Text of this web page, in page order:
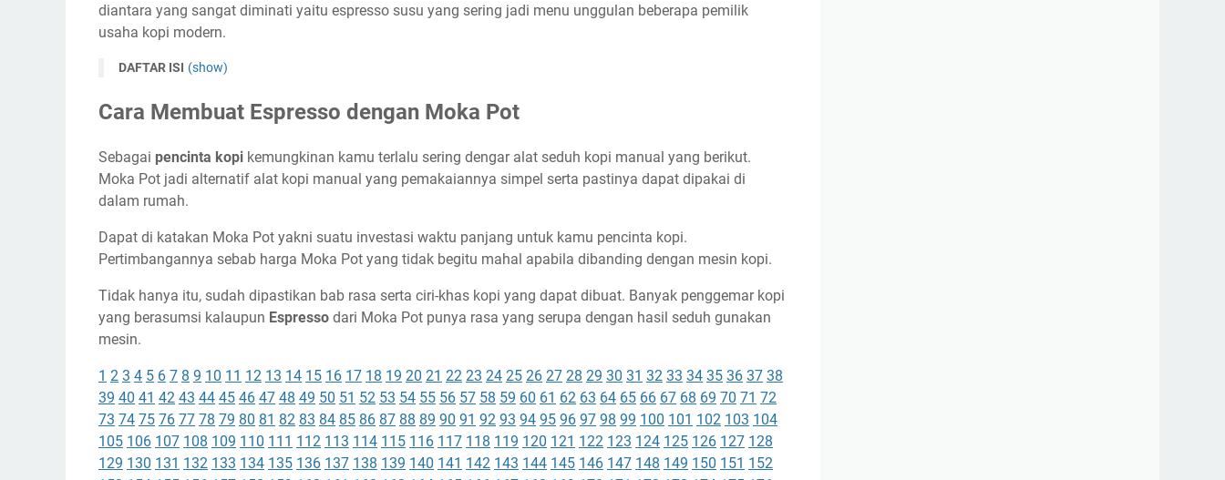
diantara yang sangat diminati yaitu espresso susu yang sering jadi menu unggulan beberapa pemilik
usaha kopi modern.
DAFTAR ISI (show)
Cara Membuat Espresso dengan Moka Pot
Sebagai pencinta kopi kemungkinan kamu terlalu sering dengar alat seduh kopi manual yang berikut.
Moka Pot jadi alternatif alat kopi manual yang pemakaiannya simpel serta pastinya dapat dipakai di
dalam rumah.
Dapat di katakan Moka Pot yakni suatu investasi waktu panjang untuk kamu pencinta kopi.
Pertimbangannya sebab harga Moka Pot yang tidak begitu mahal apabila dibanding dengan mesin kopi.
Tidak hanya itu, sudah dipastikan bab rasa serta ciri-khas kopi yang dapat dibuat. Banyak penggemar kopi
yang berasumsi kalaupun Espresso dari Moka Pot punya rasa yang serupa dengan hasil seduh gunakan
mesin.
1 2 3 4 5 6 7 8 9 10 11 12 13 14 15 16 17 18 19 20 21 22 23 24 25 26 27 28 29 30 31 32 33 34 35 36 37 38
39 40 41 42 43 44 45 46 47 48 49 50 51 52 53 54 55 56 57 58 59 60 61 62 63 64 65 66 67 68 69 70 71 72
73 74 75 76 77 78 79 80 81 82 83 84 85 86 87 88 89 90 91 92 93 94 95 96 97 98 99 100 101 102 103 104
105 106 107 108 109 110 111 112 113 114 115 116 117 118 119 120 121 122 123 124 125 126 127 128
129 130 131 132 133 134 135 136 137 138 139 140 141 142 143 144 145 146 147 148 149 150 151 152